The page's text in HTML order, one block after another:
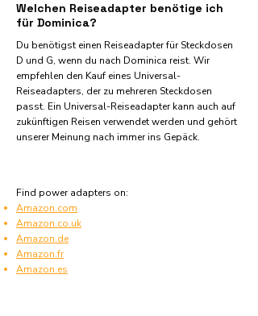
Welchen Reiseadapter benötige ich
für Dominica?
Du benötigst einen Reiseadapter für Steckdosen
D und G, wenn du nach Dominica reist. Wir
empfehlen den Kauf eines Universal-
Reiseadapters, der zu mehreren Steckdosen
passt. Ein Universal-Reiseadapter kann auch auf
zukünftigen Reisen verwendet werden und gehört
unserer Meinung nach immer ins Gepäck.
Find power adapters on:
Amazon.com
Amazon.co.uk
Amazon.de
Amazon.fr
Amazon.es